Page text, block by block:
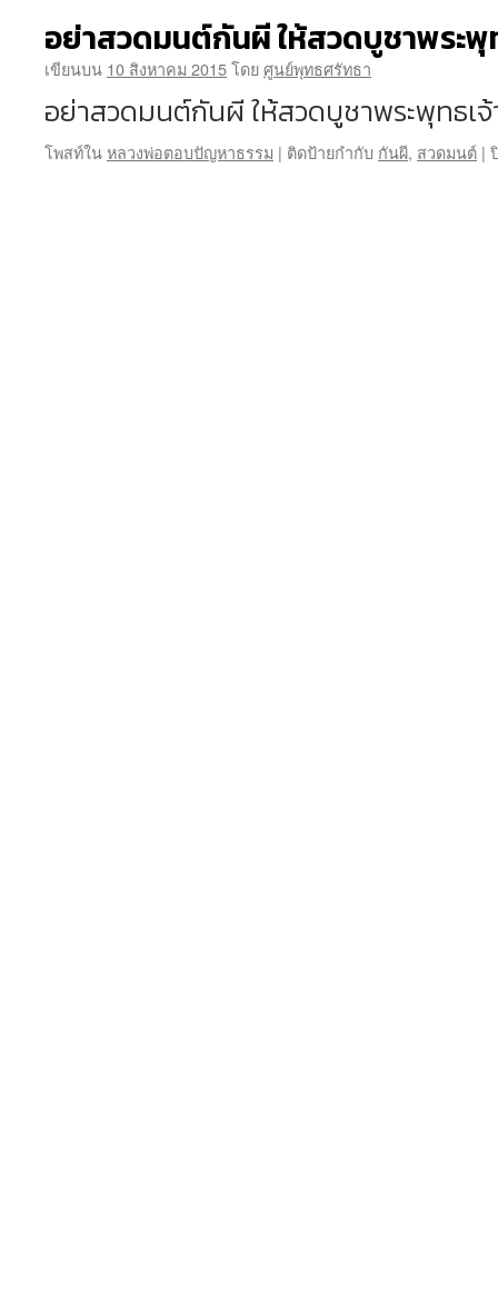
อย่าสวดมนต์กันผี ให้สวดบูชาพระพุ
เขียนบน 10 สิงหาคม 2015โดยศูนย์พุทธศรัทธา
อย่าสวดมนต์กันผี ให้สวดบูชาพระพุทธเ
โพสท์ในหลวงพ่อตอบปัญหาธรรม | ติดป้ายกำกับ กันผี, สวดมนต์ |